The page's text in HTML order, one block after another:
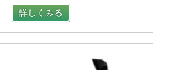
詳しくみる